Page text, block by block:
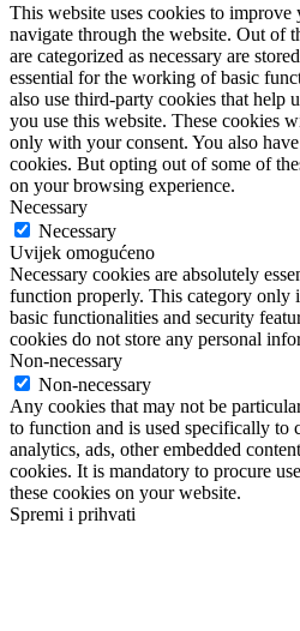
This website uses cookies to
navigate through the website. Out of
are categorized as necessary are
essential for the working of basic
also use third-party cookies that help
you use this website. These cookies
only with your consent. You also
cookies. But opting out of some of
on your browsing experience.
Necessary
Necessary
Uvijek omogućeno
Necessary cookies are absolutely
function properly. This category only
basic functionalities and security
cookies do not store any personal
Non-necessary
Non-necessary
Any cookies that may not be
to function and is used specifically to
analytics, ads, other embedded
cookies. It is mandatory to procure
these cookies on your website.
Spremi i prihvati